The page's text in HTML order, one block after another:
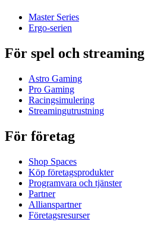
Master Series
Ergo-serien
För spel och streaming
Astro Gaming
Pro Gaming
Racingsimulering
Streamingutrustning
För företag
Shop Spaces
Köp företagsprodukter
Programvara och tjänster
Partner
Allianspartner
Företagsresurser